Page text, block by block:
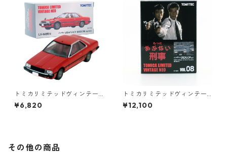
トミカリミテッドヴィンテー
ジネオ LV-N85b ニッサン スカ
イライン 2000 RS 82年式 #3
¥6,820
トミカリミテッドヴィンテー
ジネオ もっと あぶない刑事 V
OL.08 ニッサン グロリア HT
¥12,100
その他の商品